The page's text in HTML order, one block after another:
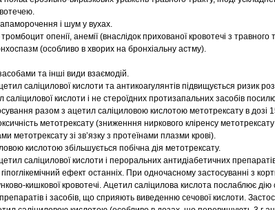
і шум у вухах.
опенії, анемії (внаслідок прихованої кровотечі з травного
(особливо в хворих на бронхіальну астму).
та інші види взаємодій.
саліцилової кислоти та антикоагулянтів підвищується ризик
кислоти і не стероїдних протизапальних засобів
разом з ацетил саліциловою кислотою метотрексату в дозі
метотрексату (зниженння ниркового кліренсу
метотрексату зі зв’язку з протеїнами плазми крові).
кислотою збільшується побічна дія метотрексату.
саліцилової кислоти і пероральних антидіабетичних
ефект останніх. При одночасному застосуванні з
кишкової кровотечі. Ацетил саліцилова кислота послаблює дію
і засобів, що сприяють виведенню сечової кислоти.